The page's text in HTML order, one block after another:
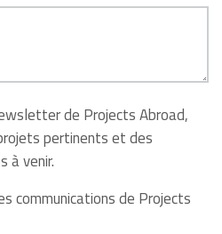
de Projects Abroad,
pertinents et des
à venir.
communications de Projects